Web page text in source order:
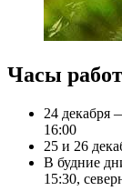
Часы
24 декабря
16:00
25 и 26
В будние
15:30,